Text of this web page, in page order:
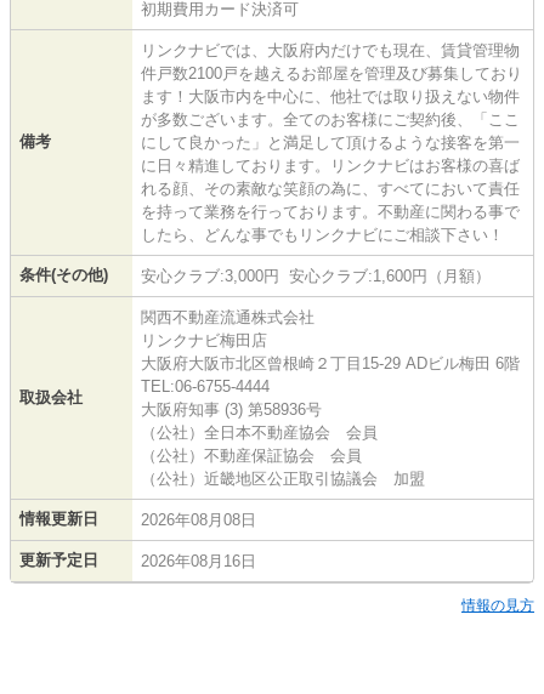
初期費用カード決済可
備考
リンクナビでは、大阪府内だけでも現在、賃貸管理物
件戸数2100戸を越えるお部屋を管理及び募集しており
ます！大阪市内を中心に、他社では取り扱えない物件
が多数ございます。全てのお客様にご契約後、「ここ
にして良かった」と満足して頂けるような接客を第一
に日々精進しております。リンクナビはお客様の喜ば
れる顔、その素敵な笑顔の為に、すべてにおいて責任
を持って業務を行っております。不動産に関わる事で
したら、どんな事でもリンクナビにご相談下さい！
条件(その他) 安心クラブ:3,000円 安心クラブ:1,600円（月額）
取扱会社
関西不動産流通株式会社
リンクナビ梅田店
大阪府大阪市北区曾根崎２丁目15-29 ADビル梅田 6階
TEL:06-6755-4444
大阪府知事 (3) 第58936号
（公社）全日本不動産協会 会員
（公社）不動産保証協会 会員
（公社）近畿地区公正取引協議会 加盟
情報更新日 2026年08月08日
更新予定日 2026年08月16日
情報の見方